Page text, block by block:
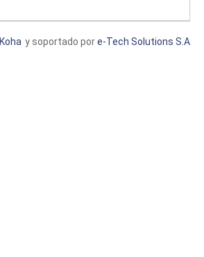
y soportado pore-Tech Solutions S.A
Koha